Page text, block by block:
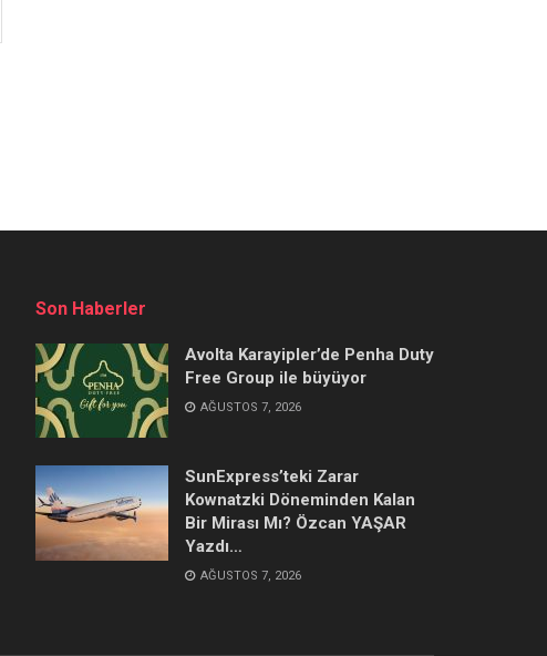
Son Haberler
Avolta Karayipler’de Penha Duty
Free Group ile büyüyor
AĞUSTOS 7, 2026
SunExpress’teki Zarar
Kownatzki Döneminden Kalan
Bir Mirası Mı? Özcan YAŞAR
Yazdı…
AĞUSTOS 7, 2026